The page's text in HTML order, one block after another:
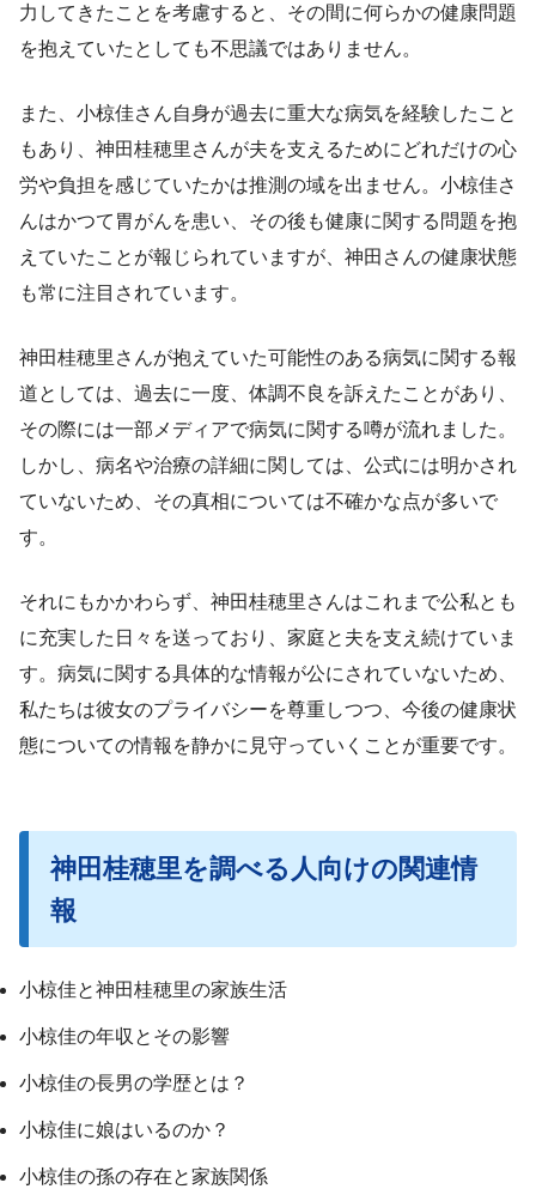
力してきたことを考慮すると、その間に何らかの健康問題
を抱えていたとしても不思議ではありません。
また、小椋佳さん自身が過去に重大な病気を経験したこと
もあり、神田桂穂里さんが夫を支えるためにどれだけの心
労や負担を感じていたかは推測の域を出ません。小椋佳さ
んはかつて胃がんを患い、その後も健康に関する問題を抱
えていたことが報じられていますが、神田さんの健康状態
も常に注目されています。
神田桂穂里さんが抱えていた可能性のある病気に関する報
道としては、過去に一度、体調不良を訴えたことがあり、
その際には一部メディアで病気に関する噂が流れました。
しかし、病名や治療の詳細に関しては、公式には明かされ
ていないため、その真相については不確かな点が多いで
す。
それにもかかわらず、神田桂穂里さんはこれまで公私とも
に充実した日々を送っており、家庭と夫を支え続けていま
す。病気に関する具体的な情報が公にされていないため、
私たちは彼女のプライバシーを尊重しつつ、今後の健康状
態についての情報を静かに見守っていくことが重要です。
神田桂穂里を調べる人向けの関連情
報
小椋佳と神田桂穂里の家族生活
小椋佳の年収とその影響
小椋佳の長男の学歴とは？
小椋佳に娘はいるのか？
小椋佳の孫の存在と家族関係